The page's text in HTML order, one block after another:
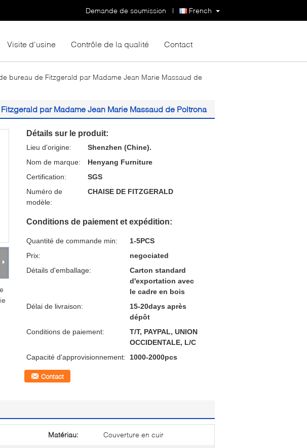
French
Demande de soumission |
Visite d'usine Contrôle de la qualité Contact
bureau de Fitzgerald par Madame Jean Marie Massaud de
par Madame Jean Marie Massaud de Poltrona
Détails sur le produit:
Lieu d'origine:
Shenzhen (Chine).
Nom de marque:
Henyang Furniture
Certification:
SGS
Numéro de
modèle:
CHAISE DE FITZGERALD
Conditions de paiement et expédition:
Quantité de commande min:
1-5PCS
Prix:
negociated
Détails d'emballage:
Carton standard
d'exportation avec
le cadre en bois
Délai de livraison:
15-20days après
dépôt
Conditions de paiement:
T/T, PAYPAL, UNION
OCCIDENTALE, L/C
Capacité d'approvisionnement:
1000-2000pcs
Contact
Matériau: Couverture en cuir